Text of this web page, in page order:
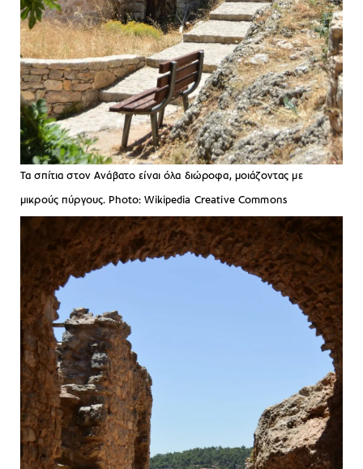
Τα σπίτια στον Ανάβατο είναι όλα διώροφα, μοιάζοντας με
μικρούς πύργους. Photo: Wikipedia Creative Commons